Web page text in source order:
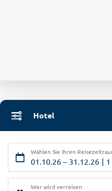
Hotel
Wählen Sie Ihren
01.10.26 – 31.12.26
Wer wird verreisen